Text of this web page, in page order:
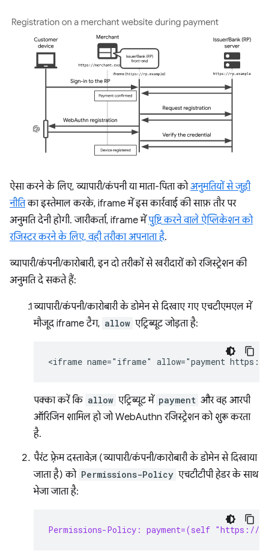
ऐसा करने के लिए, व्यापारी/कंपनी या माता-पिता कोअनुमतियों से जुड़ी
नीतिका इस्तेमाल करके, iframe में इस कार्रवाई की साफ़ तौर पर
अनुमति देनी होगी. जारीकर्ता, iframe मेंपुष्टि करने वाले ऐप्लिकेशन को
रजिस्टर करने के लिए, वही तरीका अपनाता है.
व्यापारी/कंपनी/कारोबारी, इन दो तरीकों से खरीदारों को रजिस्ट्रेशन की
अनुमति दे सकते हैं:
व्यापारी/कंपनी/कारोबारी के डोमेन से दिखाए गए एचटीएमएल में
मौजूद iframe टैग, allow एट्रिब्यूट जोड़ता है:
पक्का करें कि allow एट्रिब्यूट में payment और वह आरपी
ऑरिजिन शामिल हो जो WebAuthn रजिस्ट्रेशन को शुरू करता
है.
पैरंट फ़्रेम दस्तावेज़ (व्यापारी/कंपनी/कारोबारी के डोमेन से दिखाया
जाता है) को Permissions-Policy एचटीटीपी हेडर के साथ
भेजा जाता है:
Permissions-Policy: payment=(self "https://